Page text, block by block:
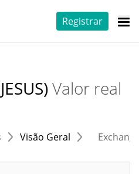
Registrar
Valor real
Visão Geral